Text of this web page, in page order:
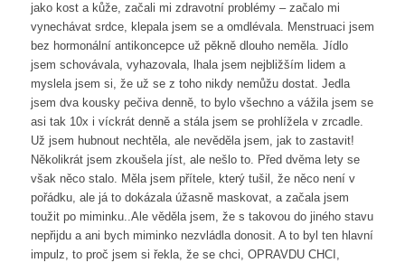
jako kost a kůže, začali mi zdravotní problémy – začalo mi
vynechávat srdce, klepala jsem se a omdlévala. Menstruaci jsem
bez hormonální antikoncepce už pěkně dlouho neměla. Jídlo
jsem schovávala, vyhazovala, lhala jsem nejbližším lidem a
myslela jsem si, že už se z toho nikdy nemůžu dostat. Jedla
jsem dva kousky pečiva denně, to bylo všechno a vážila jsem se
asi tak 10x i víckrát denně a stála jsem se prohlížela v zrcadle.
Už jsem hubnout nechtěla, ale nevěděla jsem, jak to zastavit!
Několikrát jsem zkoušela jíst, ale nešlo to. Před dvěma lety se
však něco stalo. Měla jsem přítele, který tušil, že něco není v
pořádku, ale já to dokázala úžasně maskovat, a začala jsem
toužit po miminku..Ale věděla jsem, že s takovou do jiného stavu
nepřijdu a ani bych miminko nezvládla donosit. A to byl ten hlavní
impulz, to proč jsem si řekla, že se chci, OPRAVDU CHCI,